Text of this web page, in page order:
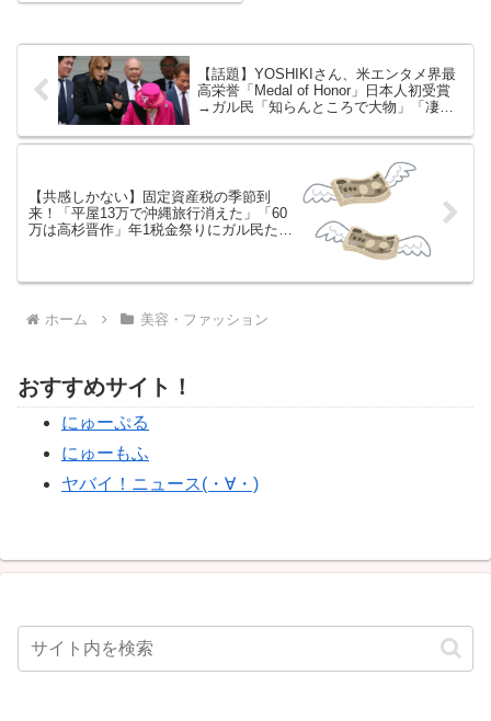
【話題】YOSHIKIさん、米エンタメ界最
高栄誉「Medal of Honor」日本人初受賞
→ガル民「知らんところで大物」「凄さ
【共感しかない】固定資産税の季節到
来！「平屋13万で沖縄旅行消えた」「60
万は高杉晋作」年1税金祭りにガル民ため
ホーム 美容・ファッション
おすすめサイト！
にゅーぷる
にゅーもふ
ヤバイ！ニュース(・∀・)